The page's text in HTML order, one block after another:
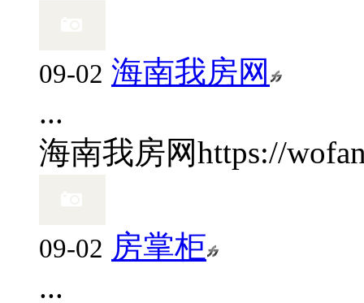
09-02 海南我房网
...
海南我房网https://
09-02 房掌柜
...